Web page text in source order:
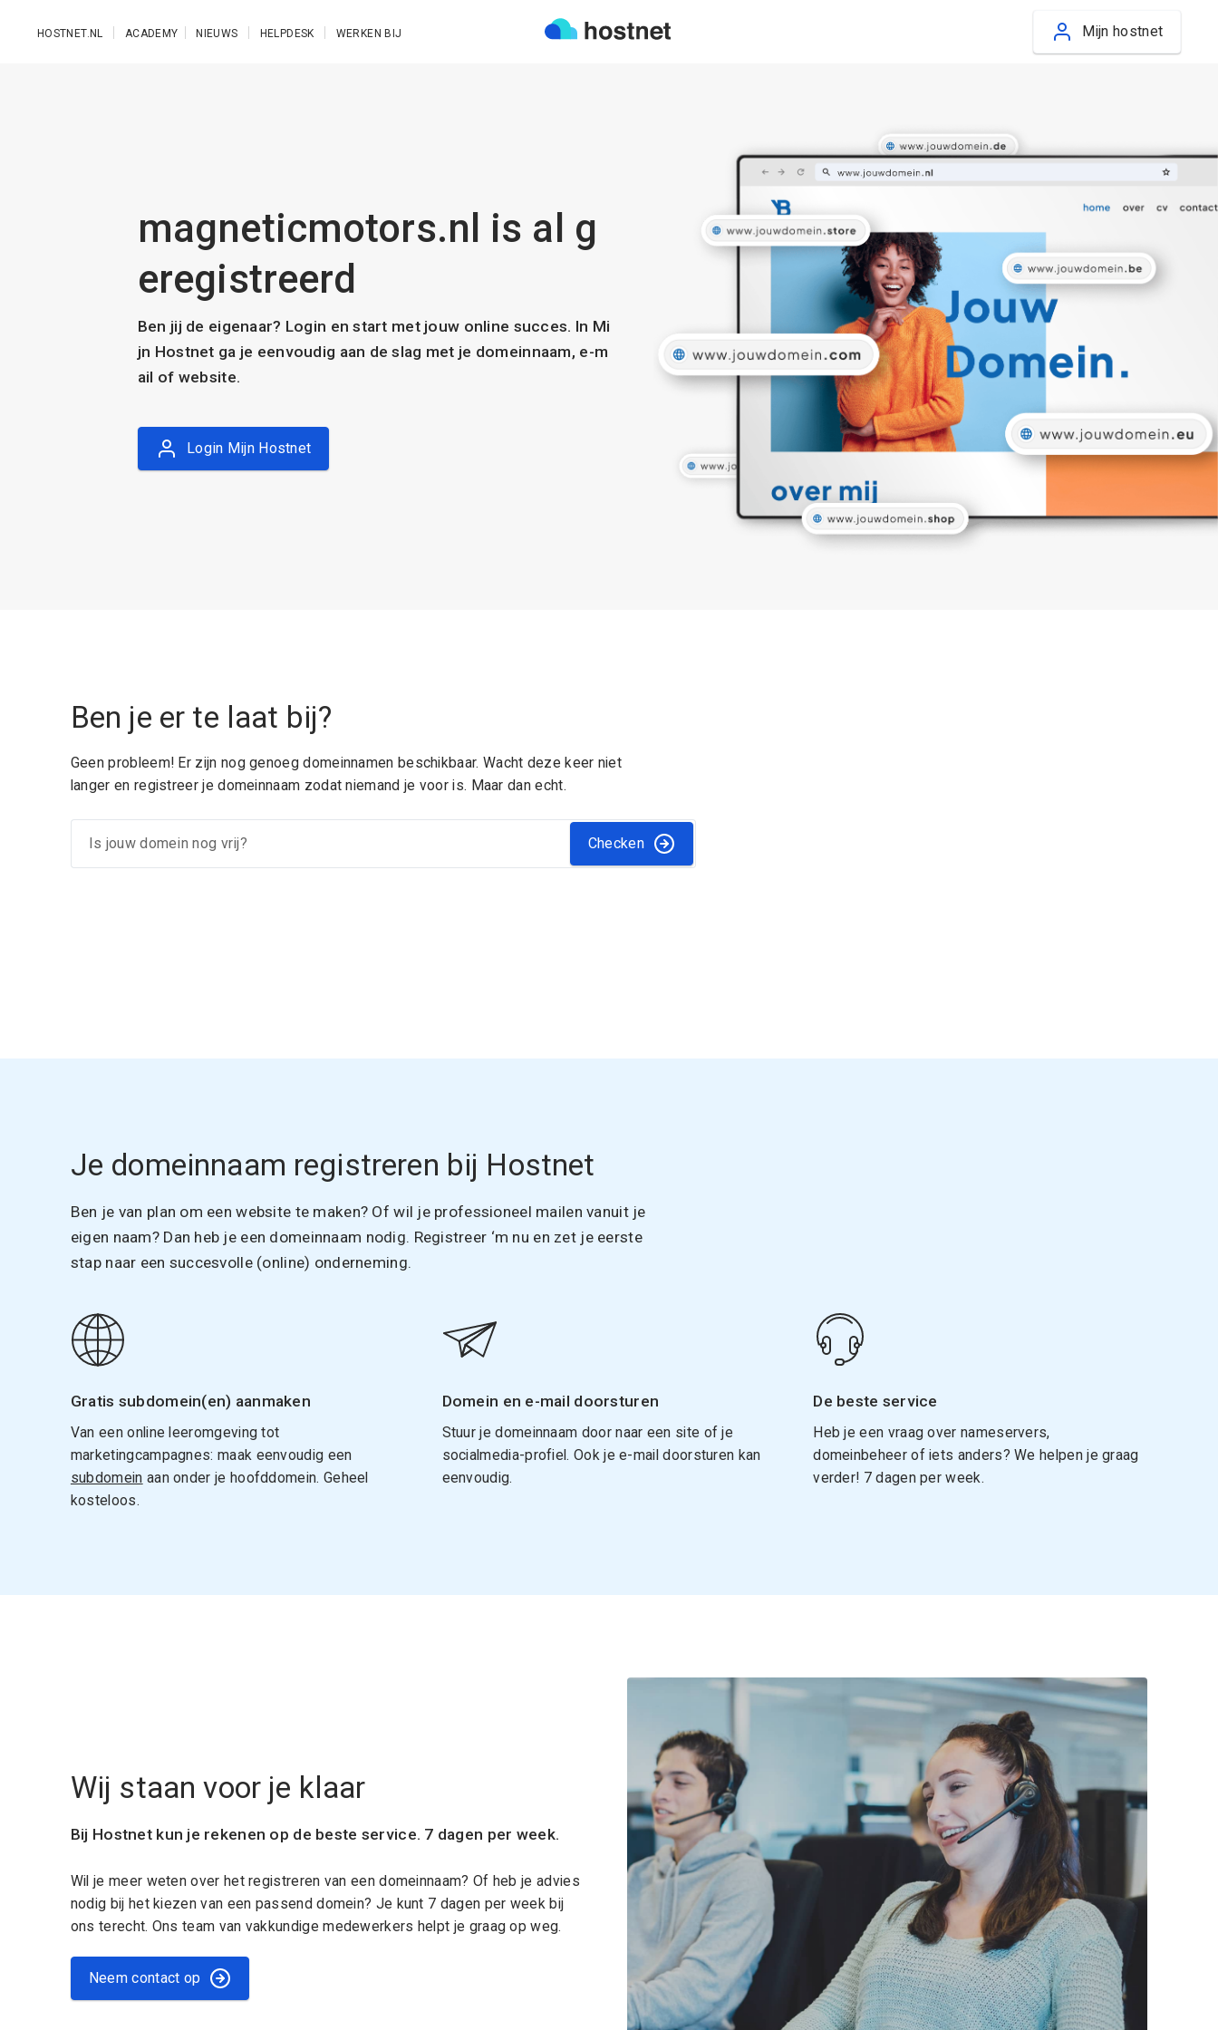
HOSTNET.NL ACADEMY NIEUWS HELPDESK WERKEN BIJ Mijn hostnet
magneticmotors.nl is al g
eregistreerd
Ben jij de eigenaar? Login en start met jouw online succes. In Mi
jn Hostnet ga je eenvoudig aan de slag met je domeinnaam, e-m
ail of website.
Login Mijn Hostnet
Ben je er te laat bij?
Geen probleem! Er zijn nog genoeg domeinnamen beschikbaar. Wacht deze keer niet
langer en registreer je domeinnaam zodat niemand je voor is. Maar dan echt.
Checken
Je domeinnaam registreren bij Hostnet
Ben je van plan om een website te maken? Of wil je professioneel mailen vanuit je
eigen naam? Dan heb je een domeinnaam nodig. Registreer ‘m nu en zet je eerste
stap naar een succesvolle (online) onderneming.
Gratis subdomein(en) aanmaken
Van een online leeromgeving tot
marketingcampagnes: maak eenvoudig een
subdomein aan onder je hoofddomein. Geheel
kosteloos.
Domein en e-mail doorsturen
Stuur je domeinnaam door naar een site of je
socialmedia-profiel. Ook je e-mail doorsturen kan
eenvoudig.
De beste service
Heb je een vraag over nameservers,
domeinbeheer of iets anders? We helpen je graag
verder! 7 dagen per week.
Wij staan voor je klaar
Bij Hostnet kun je rekenen op de beste service. 7 dagen per week.
Wil je meer weten over het registreren van een domeinnaam? Of heb je advies
nodig bij het kiezen van een passend domein? Je kunt 7 dagen per week bij
ons terecht. Ons team van vakkundige medewerkers helpt je graag op weg.
Neem contact op